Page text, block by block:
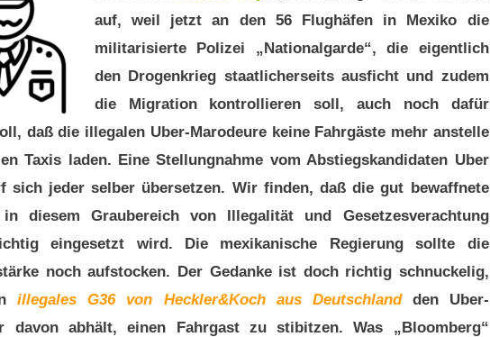
auf, weil jetzt an den 56 Flughäfen in Mexiko die
militarisierte Polizei „Nationalgarde“, die eigentlich
den Drogenkrieg staatlicherseits ausficht und zudem
die Migration kontrollieren soll, auch noch dafür
daß die illegalen Uber-Marodeure keine Fahrgäste mehr anstelle
Taxis laden. Eine Stellungnahme vom Abstiegskandidaten Uber
sich jeder selber übersetzen. Wir finden, daß die gut bewaffnete
diesem Graubereich von Illegalität und Gesetzesverachtung
eingesetzt wird. Die mexikanische Regierung sollte die
noch aufstocken. Der Gedanke ist doch richtig schnuckelig,
illegales G36 von Heckler&Koch aus Deutschlandden Uber-
davon abhält, einen Fahrgast zu stibitzen. Was „Bloomberg“